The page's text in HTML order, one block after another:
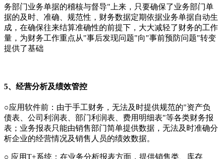
务部门业务单据的稽核与督导"上来，只要确保了业务部门单
据的及时、准确、规范性，财务数据定期依据业务单据自动生
成，在确保往来结算准确性的前提下，大大减轻了财务的工作
量，为财务工作重点从"事后发现问题"向"事前预防问题"转变
提供了基础
5、经营分析及绩效管控
○应用软件前：由于手工财务，无法及时提供规范的"资产负
债表、公司利润表、部门利润表、费用明细表"等各类财务报
表；业务报表只能由销售部门简单提供数据，无法及时准确分
析企业的经营情况及销售人员的绩效数据。
○ 应用T+系统：在业务分析报表方面，提供销售类、库存